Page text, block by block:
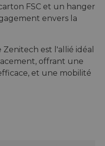
FSC et un hanger
envers la
est l'allié idéal
offrant une
et une mobilité